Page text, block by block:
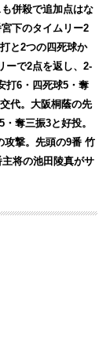
併殺で追加点はな
下のタイムリー2
と2つの四死球か
ーで2点を返し、2-
打6・四死球5・奪
代。大阪桐蔭の先
奪三振3と好投。
攻撃。先頭の9番 竹
主将の池田陵真がサ